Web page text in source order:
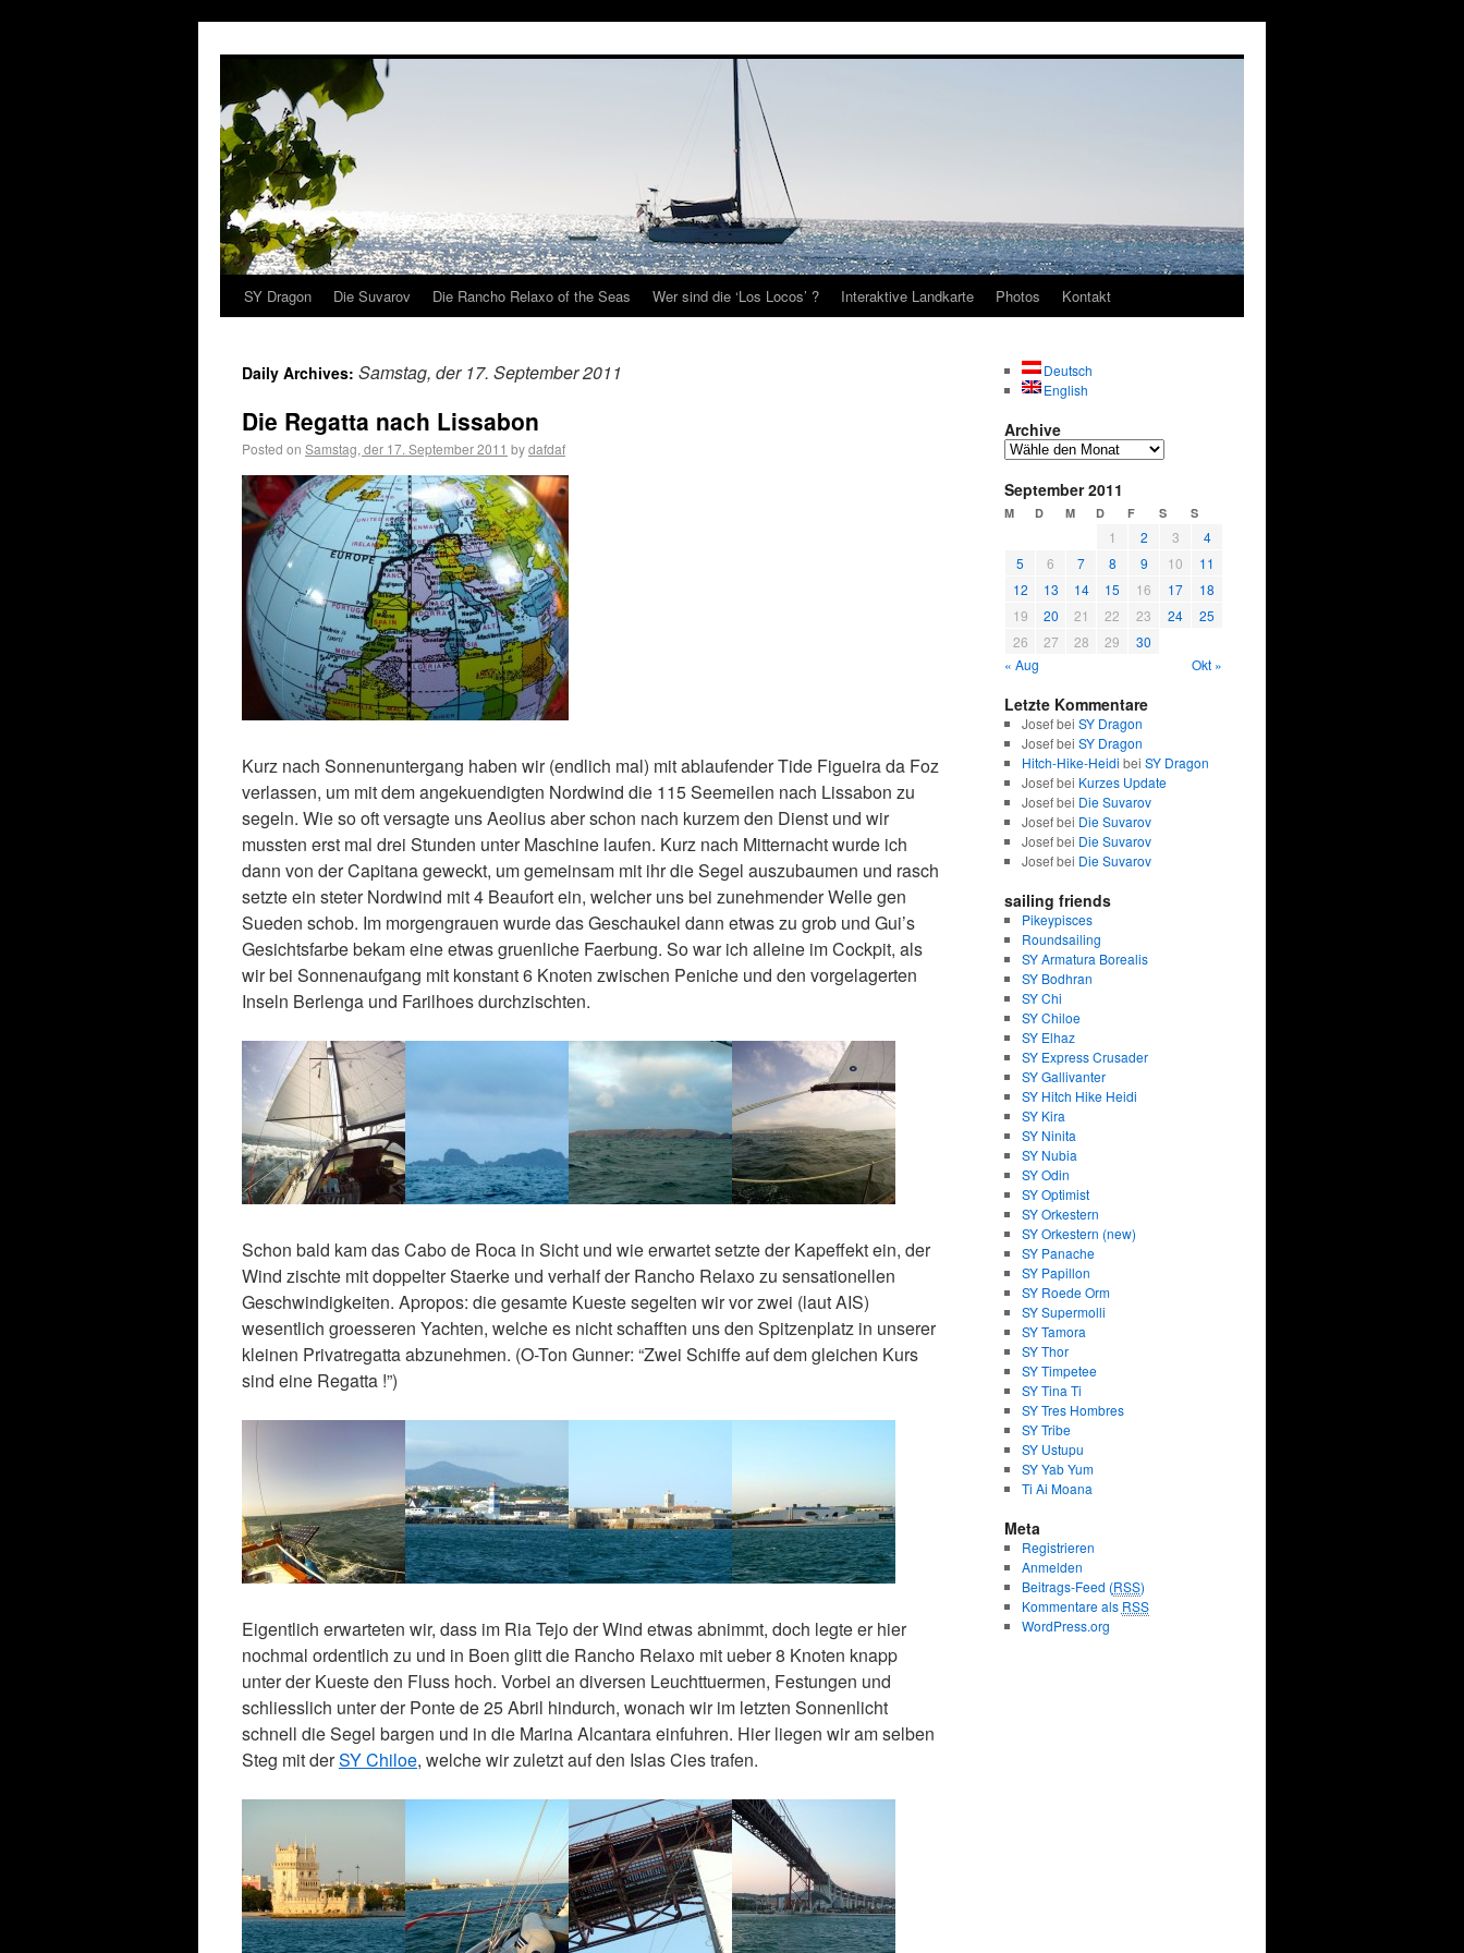
SY Dragon Die Suvarov Die Rancho Relaxo of the Seas Wer sind die ‘Los Locos’ ? Interaktive Landkarte Photos Kontakt
Daily Archives: Samstag, der 17. September 2011
Die Regatta nach Lissabon
Posted on Samstag, der 17. September 2011 bydafdaf
Kurz nach Sonnenuntergang haben wir (endlich mal) mit ablaufender Tide Figueira da Foz
verlassen, um mit dem angekuendigten Nordwind die 115 Seemeilen nach Lissabon zu
segeln. Wie so oft versagte uns Aeolius aber schon nach kurzem den Dienst und wir
mussten erst mal drei Stunden unter Maschine laufen. Kurz nach Mitternacht wurde ich
dann von der Capitana geweckt, um gemeinsam mit ihr die Segel auszubaumen und rasch
setzte ein steter Nordwind mit 4 Beaufort ein, welcher uns bei zunehmender Welle gen
Sueden schob. Im morgengrauen wurde das Geschaukel dann etwas zu grob und Gui’s
Gesichtsfarbe bekam eine etwas gruenliche Faerbung. So war ich alleine im Cockpit, als
wir bei Sonnenaufgang mit konstant 6 Knoten zwischen Peniche und den vorgelagerten
Inseln Berlenga und Farilhoes durchzischten.
Schon bald kam das Cabo de Roca in Sicht und wie erwartet setzte der Kapeffekt ein, der
Wind zischte mit doppelter Staerke und verhalf der Rancho Relaxo zu sensationellen
Geschwindigkeiten. Apropos: die gesamte Kueste segelten wir vor zwei (laut AIS)
wesentlich groesseren Yachten, welche es nicht schafften uns den Spitzenplatz in unserer
kleinen Privatregatta abzunehmen. (O-Ton Gunner: “Zwei Schiffe auf dem gleichen Kurs
sind eine Regatta !”)
Eigentlich erwarteten wir, dass im Ria Tejo der Wind etwas abnimmt, doch legte er hier
nochmal ordentlich zu und in Boen glitt die Rancho Relaxo mit ueber 8 Knoten knapp
unter der Kueste den Fluss hoch. Vorbei an diversen Leuchttuermen, Festungen und
schliesslich unter der Ponte de 25 Abril hindurch, wonach wir im letzten Sonnenlicht
schnell die Segel bargen und in die Marina Alcantara einfuhren. Hier liegen wir am selben
Steg mit derSY Chiloe, welche wir zuletzt auf den Islas Cies trafen.
Deutsch
English
Archive
September 2011
M D M D F S S
« Aug Okt »
1 2 3
4
5
6 7 8 9 10
11
12
13 14 15 16 17
18
19
20 21 22 23 24
25
26
27 28 29 30
Letzte Kommentare
Josef bei SY Dragon
Josef bei SY Dragon
Hitch-Hike-Heidi bei SY Dragon
Josef bei Kurzes Update
Josef bei Die Suvarov
Josef bei Die Suvarov
Josef bei Die Suvarov
Josef bei Die Suvarov
sailing friends
Pikeypisces
Roundsailing
SY Armatura Borealis
SY Bodhran
SY Chi
SY Chiloe
SY Elhaz
SY Express Crusader
SY Gallivanter
SY Hitch Hike Heidi
SY Kira
SY Ninita
SY Nubia
SY Odin
SY Optimist
SY Orkestern
SY Orkestern (new)
SY Panache
SY Papillon
SY Roede Orm
SY Supermolli
SY Tamora
SY Thor
SY Timpetee
SY Tina Ti
SY Tres Hombres
SY Tribe
SY Ustupu
SY Yab Yum
Ti Ai Moana
Meta
Registrieren
Anmelden
Beitrags-Feed (RSS)
Kommentare als RSS
WordPress.org